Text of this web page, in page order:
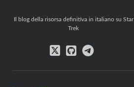
Il blog della risorsa definitiva in italiano su Star
Trek
twitter
githubtelegram